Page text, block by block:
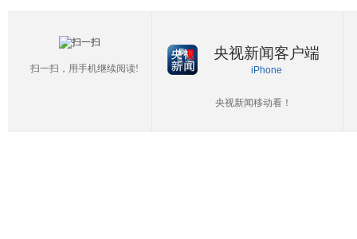
扫一扫，用手机继续阅读!
央视新闻客户端
iPhone
央视新闻移动看！